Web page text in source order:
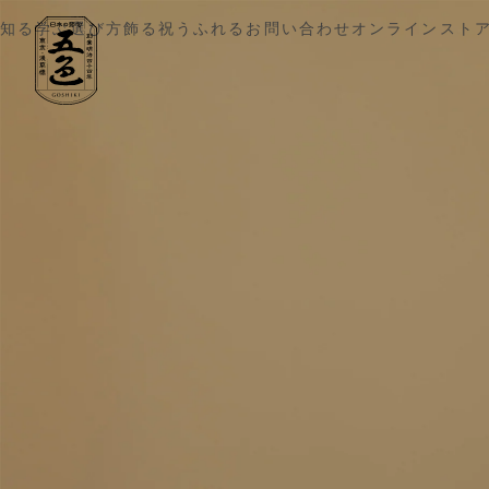
知る学ぶ選び方飾る 祝うふれる お問い合わせ オンラインスト